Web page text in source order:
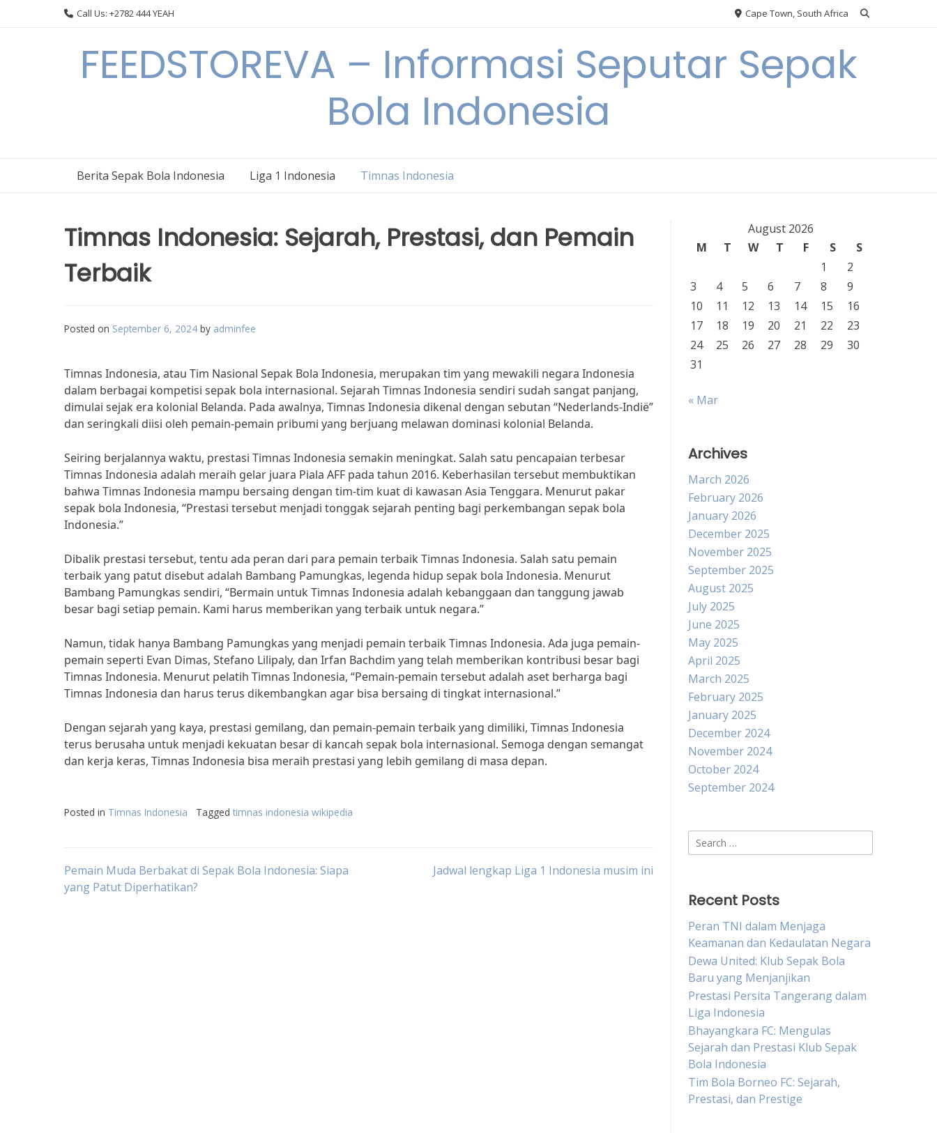
Call Us: +2782 444 YEAH Cape Town, South Africa
FEEDSTOREVA – Informasi Seputar Sepak
Bola Indonesia
Berita Sepak Bola Indonesia Liga 1 Indonesia Timnas Indonesia
Timnas Indonesia: Sejarah, Prestasi, dan Pemain
Terbaik
Posted on September 6, 2024 by adminfee
Timnas Indonesia, atau Tim Nasional Sepak Bola Indonesia, merupakan tim yang mewakili negara Indonesia
dalam berbagai kompetisi sepak bola internasional. Sejarah Timnas Indonesia sendiri sudah sangat panjang,
dimulai sejak era kolonial Belanda. Pada awalnya, Timnas Indonesia dikenal dengan sebutan “Nederlands-Indië”
dan seringkali diisi oleh pemain-pemain pribumi yang berjuang melawan dominasi kolonial Belanda.
Seiring berjalannya waktu, prestasi Timnas Indonesia semakin meningkat. Salah satu pencapaian terbesar
Timnas Indonesia adalah meraih gelar juara Piala AFF pada tahun 2016. Keberhasilan tersebut membuktikan
bahwa Timnas Indonesia mampu bersaing dengan tim-tim kuat di kawasan Asia Tenggara. Menurut pakar
sepak bola Indonesia, “Prestasi tersebut menjadi tonggak sejarah penting bagi perkembangan sepak bola
Indonesia.”
Dibalik prestasi tersebut, tentu ada peran dari para pemain terbaik Timnas Indonesia. Salah satu pemain
terbaik yang patut disebut adalah Bambang Pamungkas, legenda hidup sepak bola Indonesia. Menurut
Bambang Pamungkas sendiri, “Bermain untuk Timnas Indonesia adalah kebanggaan dan tanggung jawab
besar bagi setiap pemain. Kami harus memberikan yang terbaik untuk negara.”
Namun, tidak hanya Bambang Pamungkas yang menjadi pemain terbaik Timnas Indonesia. Ada juga pemain-
pemain seperti Evan Dimas, Stefano Lilipaly, dan Irfan Bachdim yang telah memberikan kontribusi besar bagi
Timnas Indonesia. Menurut pelatih Timnas Indonesia, “Pemain-pemain tersebut adalah aset berharga bagi
Timnas Indonesia dan harus terus dikembangkan agar bisa bersaing di tingkat internasional.”
Dengan sejarah yang kaya, prestasi gemilang, dan pemain-pemain terbaik yang dimiliki, Timnas Indonesia
terus berusaha untuk menjadi kekuatan besar di kancah sepak bola internasional. Semoga dengan semangat
dan kerja keras, Timnas Indonesia bisa meraih prestasi yang lebih gemilang di masa depan.
Posted in Timnas Indonesia Tagged timnas indonesia wikipedia
Post
Pemain Muda Berbakat di Sepak Bola Indonesia: Siapa
yang Patut Diperhatikan?
Jadwal lengkap Liga 1 Indonesia musim ini
August 2026
M
T W T F S
S
1
2
3
4 5 6 7 8
9
10
11 12 13 14 15
16
17
18 19 20 21 22
23
24
25 26 27 28 29
30
31
« Mar
Archives
March 2026
February 2026
January 2026
December 2025
November 2025
September 2025
August 2025
July 2025
June 2025
May 2025
April 2025
March 2025
February 2025
January 2025
December 2024
November 2024
October 2024
September 2024
Search
for:
Recent Posts
Peran TNI dalam Menjaga
Keamanan dan Kedaulatan Negara
Dewa United: Klub Sepak Bola
Baru yang Menjanjikan
Prestasi Persita Tangerang dalam
Liga Indonesia
Bhayangkara FC: Mengulas
Sejarah dan Prestasi Klub Sepak
Bola Indonesia
Tim Bola Borneo FC: Sejarah,
Prestasi, dan Prestige